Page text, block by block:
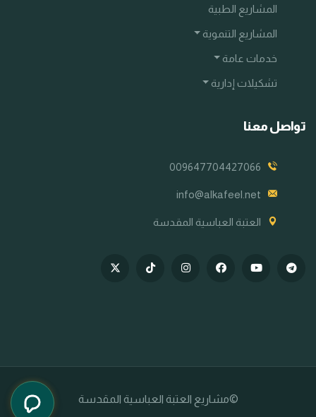
المشاريع الطبية
المشاريع التنموية
خدمات عامة
تشكيلات إدارية
تواصل معنا
009647704427066
info@alkafeel.net
العتبة العباسية المقدسة
©مشاريع العتبة العباسية المقدسة